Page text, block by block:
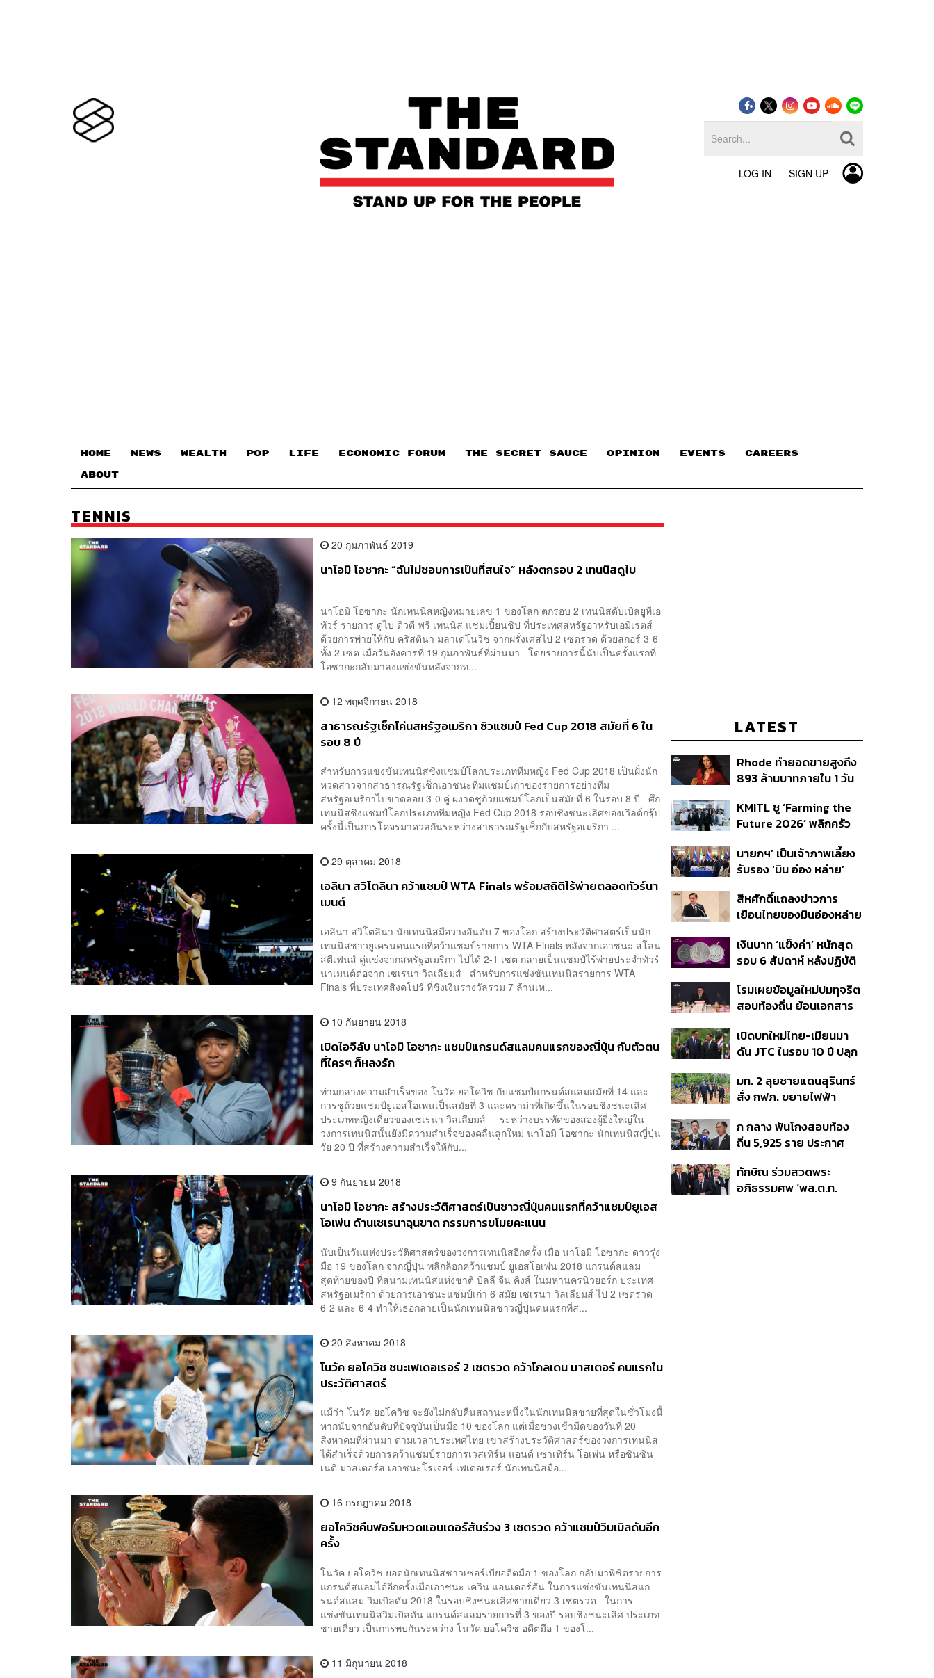
LOG IN SIGN UP
HOME NEWS WEALTH POP LIFE ECONOMIC FORUM THE SECRET SAUCE​ OPINION EVENTS CAREERS
ABOUT
TENNIS
20 กุมภาพันธ์ 2019
นาโอมิ โอซากะ “ฉันไม่ชอบการเป็นที่สนใจ” หลังตกรอบ 2 เทนนิสดูไบ
นาโอมิ โอซากะ นักเทนนิสหญิงหมายเลข 1 ของโลก ตกรอบ 2 เทนนิสดับเบิลยูทีเอ
ทัวร์ รายการ ดูไบ ดิวตี ฟรี เทนนิส แชมเปี้ยนชิป ที่ประเทศสหรัฐอาหรับเอมิเรตส์
ด้วยการพ่ายให้กับ คริสตินา มลาเดโนวิช จากฝรั่งเศสไป 2 เซตรวด ด้วยสกอร์ 3-6
ทั้ง 2 เซต เมื่อวันอังคารที่ 19 กุมภาพันธ์ที่ผ่านมา โดยรายการนี้นับเป็นครั้งแรกที่
โอซากะกลับมาลงแข่งขันหลังจากท...
12 พฤศจิกายน 2018
สาธารณรัฐเช็กโค่นสหรัฐอเมริกา ซิวแชมป์ Fed Cup 2018 สมัยที่ 6 ใน
รอบ 8 ปี
สำหรับการแข่งขันเทนนิสชิงแชมป์โลกประเภททีมหญิง Fed Cup 2018 เป็นฝั่งนัก
หวดสาวจากสาธารณรัฐเช็กเอาชนะทีมแชมป์เก่าของรายการอย่างทีม
สหรัฐอเมริกาไปขาดลอย 3-0 คู่ ผงาดชูถ้วยแชมป์โลกเป็นสมัยที่ 6 ในรอบ 8 ปี ศึก
เทนนิสชิงแชมป์โลกประเภททีมหญิง Fed Cup 2018 รอบชิงชนะเลิศของเวิลด์กรุ๊ป
ครั้งนี้เป็นการโคจรมาดวลกันระหว่างสาธารณรัฐเช็กกับสหรัฐอเมริกา ...
29 ตุลาคม 2018
เอลินา สวิโตลินา คว้าแชมป์ WTA Finals พร้อมสถิติไร้พ่ายตลอดทัวร์นา
เมนต์
เอลินา สวิโตลินา นักเทนนิสมือวางอันดับ 7 ของโลก สร้างประวัติศาสตร์เป็นนัก
เทนนิสชาวยูเครนคนแรกที่คว้าแชมป์รายการ WTA Finals หลังจากเอาชนะ สโลน
สตีเฟนส์ คู่แข่งจากสหรัฐอเมริกา ไปได้ 2-1 เซต กลายเป็นแชมป์ไร้พ่ายประจำทัวร์
นาเมนต์ต่อจาก เซเรนา วิลเลียมส์ สำหรับการแข่งขันเทนนิสรายการ WTA
Finals ที่ประเทศสิงคโปร์ ที่ชิงเงินรางวัลรวม 7 ล้านเห...
10 กันยายน 2018
เปิดไอจีลับ นาโอมิ โอซากะ แชมป์แกรนด์สแลมคนแรกของญี่ปุ่น กับตัวตน
ที่ใครๆ ก็หลงรัก
ท่ามกลางความสำเร็จของ โนวัค ยอโควิช กับแชมป์แกรนด์สแลมสมัยที่ 14 และ
การชูถ้วยแชมป์ยูเอสโอเพ่นเป็นสมัยที่ 3 และดราม่าที่เกิดขึ้นในรอบชิงชนะเลิศ
ประเภทหญิงเดี่ยวของเซเรนา วิลเลียมส์ ระหว่างบรรทัดของสองผู้ยิ่งใหญ่ใน
วงการเทนนิสนั้นยังมีความสำเร็จของคลื่นลูกใหม่ นาโอมิ โอซากะ นักเทนนิสญี่ปุ่น
วัย 20 ปี ที่สร้างความสำเร็จให้กับ...
9 กันยายน 2018
นาโอมิ โอซากะ สร้างประวัติศาสตร์เป็นชาวญี่ปุ่นคนแรกที่คว้าแชมป์ยูเอส
โอเพ่น ด้านเซเรนาฉุนขาด กรรมการขโมยคะแนน
นับเป็นวันแห่งประวัติศาสตร์ของวงการเทนนิสอีกครั้ง เมื่อ นาโอมิ โอซากะ ดาวรุ่ง
มือ 19 ของโลก จากญี่ปุ่น พลิกล็อกคว้าแชมป์ ยูเอสโอเพ่น 2018 แกรนด์สแลม
สุดท้ายของปี ที่สนามเทนนิสแห่งชาติ บิลลี จีน คิงส์ ในมหานครนิวยอร์ก ประเทศ
สหรัฐอเมริกา ด้วยการเอาชนะแชมป์เก่า 6 สมัย เซเรนา วิลเลียมส์ ไป 2 เซตรวด
6-2 และ 6-4 ทำให้เธอกลายเป็นนักเทนนิสชาวญี่ปุ่นคนแรกที่ส...
20 สิงหาคม 2018
โนวัค ยอโควิช ชนะเฟเดอเรอร์ 2 เซตรวด คว้าโกลเดน มาสเตอร์ คนแรกใน
ประวัติศาสตร์
แม้ว่า โนวัค ยอโควิช จะยังไม่กลับคืนสถานะหนึ่งในนักเทนนิสชายที่สุดในชั่วโมงนี้
หากนับจากอันดับที่ปัจจุบันเป็นมือ 10 ของโลก แต่เมื่อช่วงเช้ามืดของวันที่ 20
สิงหาคมที่ผ่านมา ตามเวลาประเทศไทย เขาสร้างประวัติศาสตร์ของวงการเทนนิส
ได้สำเร็จด้วยการคว้าแชมป์รายการเวสเทิร์น แอนด์ เซาเทิร์น โอเพ่น หรือซินซิน
เนติ มาสเตอร์ส เอาชนะโรเจอร์ เฟเดอเรอร์ นักเทนนิสมือ...
16 กรกฎาคม 2018
ยอโควิชคืนฟอร์มหวดแอนเดอร์สันร่วง 3 เซตรวด คว้าแชมป์วิมเบิลดันอีก
ครั้ง
โนวัค ยอโควิช ยอดนักเทนนิสชาวเซอร์เบียอดีตมือ 1 ของโลก กลับมาพิชิตรายการ
แกรนด์สแลมได้อีกครั้งเมื่อเอาชนะ เควิน แอนเดอร์สัน ในการแข่งขันเทนนิสแก
รนด์สแลม วิมเบิลดัน 2018 ในรอบชิงชนะเลิศชายเดี่ยว 3 เซตรวด ในการ
แข่งขันเทนนิสวิมเบิลดัน แกรนด์สแลมรายการที่ 3 ของปี รอบชิงชนะเลิศ ประเภท
ชายเดี่ยว เป็นการพบกันระหว่าง โนวัค ยอโควิช อดีตมือ 1 ของโ...
11 มิถุนายน 2018
LATEST
Rhode ทำยอดขายสูงถึง
893 ล้านบาทภายใน 1 วัน
ล่าสุด
KMITL ชู ‘Farming the
Future 2026’ พลิกครัว
ด้วย One Health
นายกฯ’ เป็นเจ้าภาพเลี้ยง
รับรอง ‘มิน อ่อง หล่าย’
ร่วมงาน
สีหศักดิ์แถลงข่าวการ
เยือนไทยของมินอ่องหล่าย
สร้างสรรค์ ตรงไปตรงมา
ย้ำต้องการให้เมียนมากลับ
เงินบาท ‘แข็งค่า’ หนักสุด
รอบ 6 สัปดาห์ หลังปฏิบัติ
สหรัฐฯ-ญี่ปุ่น Standard
Chartered เปิดเป้าสิ้นปีนี้
ต่อดอลลาร์
โรมเผยข้อมูลใหม่ปมทุจริต
สอบท้องถิ่น ย้อนเอกสาร
อนุทิน จ่อสอบต่อเอี่ยว
ตัดตอน ม.บูรพา หรือไม่
เปิดบทใหม่ไทย-เมียนมา
ดัน JTC ในรอบ 10 ปี ปลุก
ชายแดน ท่าเรือน้ำลึก
ทวาย
มท. 2 ลุยชายแดนสุรินทร์
สั่ง กฟภ. ขยายไฟฟ้า
350’ เสริมความมั่นคง
ชายแดน
ก กลาง ฟันโกงสอบท้อง
ถิ่น 5,925 ราย ประกาศ
ราย รอ ป.ป.ช. ขีดเส้นแล้ว
เสร็จ 31 ส.ค.
ทักษิณ ร่วมสวดพระ
อภิธรรมศพ ‘พล.ต.ท.